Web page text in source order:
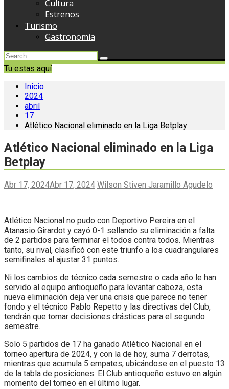
Cultura
Estrenos
Turismo
Gastronomía
Tu estas aquí
Inicio
2024
abril
17
Atlético Nacional eliminado en la Liga Betplay
Atlético Nacional eliminado en la Liga
Betplay
Abr 17, 2024Abr 17, 2024 Wilson Stiven Jaramillo Agudelo
Atlético Nacional no pudo con Deportivo Pereira en el
Atanasio Girardot y cayó 0-1 sellando su eliminación a falta
de 2 partidos para terminar el todos contra todos. Mientras
tanto, su rival, clasificó con este triunfo a los cuadrangulares
semifinales al ajustar 31 puntos.
Ni los cambios de técnico cada semestre o cada año le han
servido al equipo antioqueño para levantar cabeza, esta
nueva eliminación deja ver una crisis que parece no tener
fondo y el técnico Pablo Repetto y las directivas del Club,
tendrán que tomar decisiones drásticas para el segundo
semestre.
Solo 5 partidos de 17 ha ganado Atlético Nacional en el
torneo apertura de 2024, y con la de hoy, suma 7 derrotas,
mientras que acumula 5 empates, ubicándose en el puesto 13
de la tabla de posiciones. El Club antioqueño estuvo en algún
momento del torneo en el último lugar.